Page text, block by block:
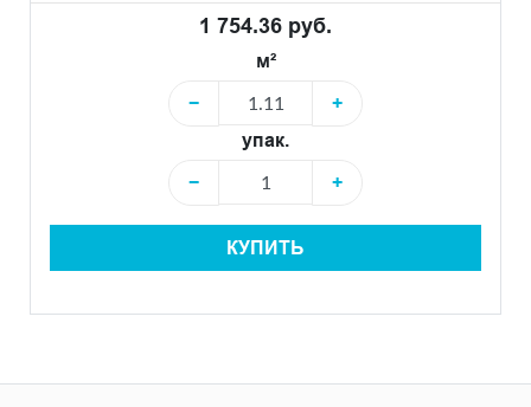
1 754.36 руб.
м²
−
+
упак.
−
+
КУПИТЬ